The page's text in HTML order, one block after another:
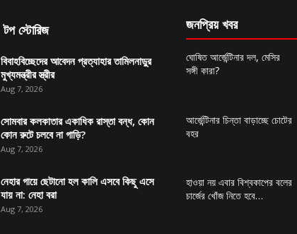
টপ স্টোরিজ
বিবাহবিচ্ছেদের আবেদন প্রত্যাহার তামিলনাড়ুর
মুখ্যমন্ত্রীর স্ত্রীর
Aug 7, 2026
সোমবার কলকাতার একাধিক রাস্তা বন্ধ, কোন
কোন রুটে চলবে না গাড়ি?
Aug 7, 2026
নেহার গায়ে ছেটানো হল কালি এসবে কিছু এসে
যায় না: নেহা বরা
Aug 7, 2026
জনপ্রিয় খবর
ঘোষিত আর্জেন্টিনার দল, মেসির
সঙ্গী কারা?
আর্জেন্টিনার চিন্তা বাড়াচ্ছে চোটের
বহর
হাওয়া নয় এবার বিশ্বকাপের বলের
চার্জের খোঁজ নিতে হবে…